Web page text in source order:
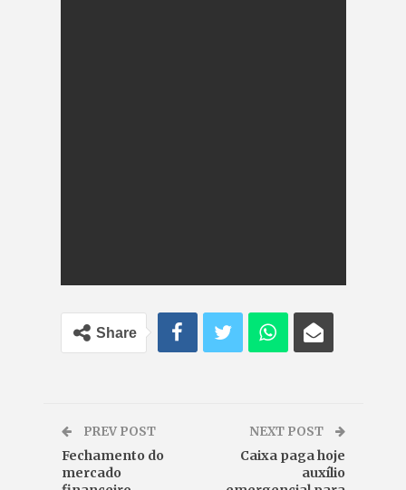
Share
PREV POST
Fechamento do
mercado
NEXT POST
Caixa paga hoje
auxílio